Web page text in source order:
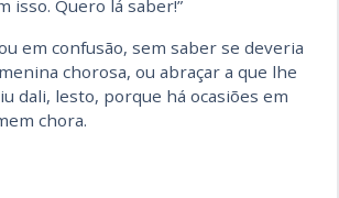
isso. Quero lá saber!”
em confusão, sem saber se deveria
chorosa, ou abraçar a que lhe
dali, lesto, porque há ocasiões em
chora.